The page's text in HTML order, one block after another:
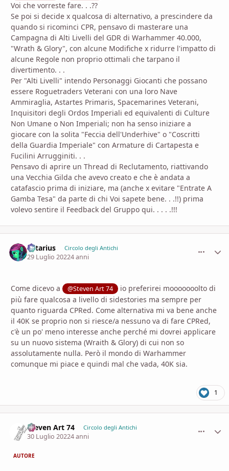
Voi che vorreste fare. . .??
Se poi si decide x qualcosa di alternativo, a prescindere da
quando si ricominci CPR, pensavo di masterare una
Campagna di Alti Livelli del GDR di Warhammer 40.000,
"Wrath & Glory", con alcune Modifiche x ridurre l'impatto di
alcune Regole non proprio ottimali che tarpano il
divertimento. . .
Per "Alti Livelli" intendo Personaggi Giocanti che possano
essere Roguetraders Veterani con una loro Nave
Ammiraglia, Astartes Primaris, Spacemarines Veterani,
Inquisitori degli Ordos Imperiali ed equivalenti di Culture
Non Umane o Non Imperiali; non ha senso iniziare a
giocare con la solita "Feccia dell'Underhive" o "Coscritti
della Guardia Imperiale" con Armature di Cartapesta e
Fucilini Arrugginiti. . .
Pensavo di aprire un Thread di Reclutamento, riattivando
una Vecchia Gilda che avevo creato e che è andata a
catafascio prima di iniziare, ma (anche x evitare "Entrate A
Gamba Tesa" da parte di chi Voi sapete bene. . .!!) prima
volevo sentire il Feedback del Gruppo qui. . . . .!!!
Latarius Circolo degli Antichi
29 Luglio 20224 anni
Come dicevo a @Steven Art 74
io preferirei mooooooolto di
più fare qualcosa a livello di sidestories ma sempre per
quanto riguarda CPRed. Come alternativa mi va bene anche
il 40K se proprio non si riesce/a nessuno va di fare CPRed,
c'è un po' meno interesse anche perché mi dovrei applicare
su un nuovo sistema (Wraith & Glory) di cui non so
assolutamente nulla. Però il mondo di Warhammer
comunque mi piace e quindi mal che vada, 40K sia.
1
Steven Art 74 Circolo degli Antichi
30 Luglio 20224 anni
AUTORE